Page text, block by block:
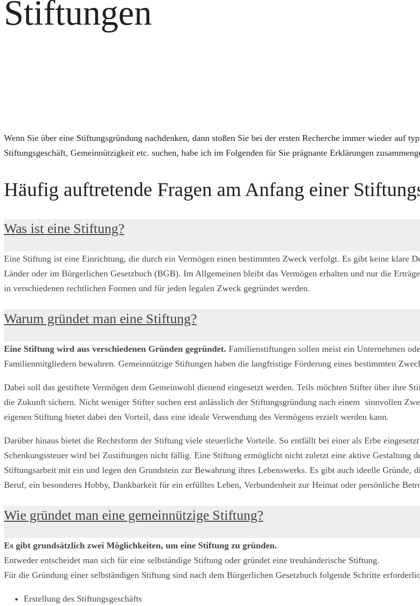
Stiftungen
Wenn Sie über eine Stiftungsgründung nachdenken, dann stoßen Sie bei der ersten Recherche immer wieder auf
Stiftungsgeschäft, Gemeinnützigkeit etc. suchen, habe ich im Folgenden für Sie prägnante Erklärungen
Häufig auftretende Fragen am Anfang einer
Was ist eine Stiftung?
Eine Stiftung ist eine Einrichtung, die durch ein Vermögen einen bestimmten Zweck verfolgt. Es gibt keine klare
Länder oder im Bürgerlichen Gesetzbuch (BGB). Im Allgemeinen bleibt das Vermögen erhalten und nur die
in verschiedenen rechtlichen Formen und für jeden legalen Zweck gegründet werden.
Warum gründet man eine Stiftung?
Eine Stiftung wird aus verschiedenen Gründen gegründet. Familienstiftungen sollen meist ein Unternehmen
Familienmitgliedern bewahren. Gemeinnützige Stiftungen haben die langfristige Förderung eines bestimmten
Dabei soll das gestiftete Vermögen dem Gemeinwohl dienend eingesetzt werden. Teils möchten Stifter über ihre
die Zukunft sichern. Nicht weniger Stifter suchen erst anlässlich der Stiftungsgründung nach einem sinnvollen
eigenen Stiftung bietet dabei den Vorteil, dass eine ideale Verwendung des Vermögens erzielt werden kann.
Darüber hinaus bietet die Rechtsform der Stiftung viele steuerliche Vorteile. So entfällt bei einer als Erbe
Schenkungssteuer wird bei Zustiftungen nicht fällig. Eine Stiftung ermöglicht nicht zuletzt eine aktive Gestaltung
Stiftungsarbeit mit ein und legen den Grundstein zur Bewahrung ihres Lebenswerks. Es gibt auch ideelle Gründe,
Beruf, ein besonderes Hobby, Dankbarkeit für ein erfülltes Leben, Verbundenheit zur Heimat oder persönliche
Wie gründet man eine gemeinnützige Stiftung?
Es gibt grundsätzlich zwei Möglichkeiten, um eine Stiftung zu gründen.
Entweder entscheidet man sich für eine selbständige Stiftung oder gründet eine treuhänderische Stiftung.
Für die Gründung einer selbständigen Stiftung sind nach dem Bürgerlichen Gesetzbuch folgende Schritte
Erstellung des Stiftungsgeschäfts